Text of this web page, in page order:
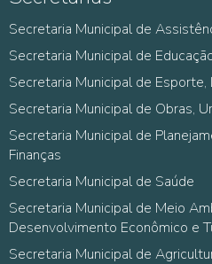
Secretaria Municipal de
Secretaria Municipal de
Secretaria Municipal de Esporte,
Secretaria Municipal de Obras,
Secretaria Municipal de
Finanças
Secretaria Municipal de Saúde
Secretaria Municipal de Meio
Desenvolvimento Econômico e
Secretaria Municipal de